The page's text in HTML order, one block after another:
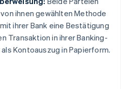
ihnen gewählten Methode
ihrer Bank eine Bestätigung
Transaktion in ihrer Banking-
Kontoauszug in Papierform.